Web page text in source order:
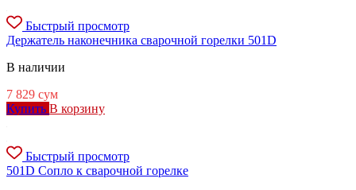
Быстрый просмотр
Держатель наконечника сварочной горелки 501D
В наличии
7 829 сум
Купить В корзину
Быстрый просмотр
501D Сопло к сварочной горелке